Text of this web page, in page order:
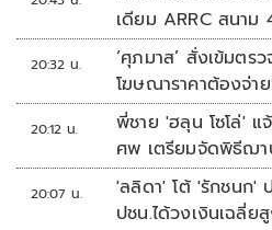
เดียม ARRC สนาม
20:32 น.
‘ศุภมาส’ สั่งเข้มตร
โฆษณาราคาต้องจ่า
20:12 น.
พี่ชาย 'ฮลุน โซโล่' แ
ศพ เตรียมจัดพิธีฌา
20:07 น.
'ลลิดา' โต้ 'รักชนก'
ปชน.ได้วงเงินเฉลี่ย